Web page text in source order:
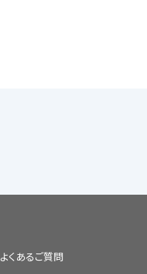
よくあるご質問